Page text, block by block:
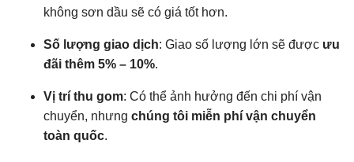
không sơn dầu sẽ có giá tốt hơn.
Số lượng giao dịch: Giao số lượng lớn sẽ được ưu
đãi thêm 5% – 10%.
Vị trí thu gom: Có thể ảnh hưởng đến chi phí vận
chuyển, nhưng chúng tôi miễn phí vận chuyển
toàn quốc.